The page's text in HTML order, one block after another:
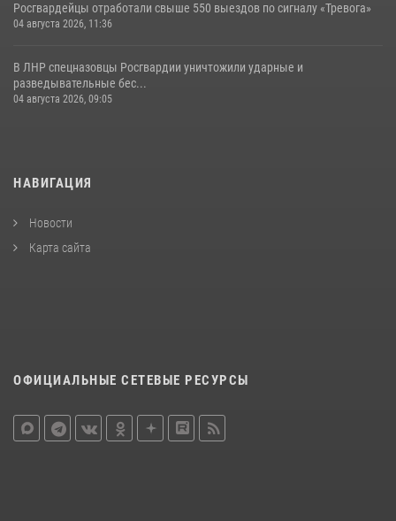
Росгвардейцы отработали свыше 550 выездов по сигналу «Тревога»
04 августа 2026, 11:36
В ЛНР спецназовцы Росгвардии уничтожили ударные и
разведывательные бес...
04 августа 2026, 09:05
НАВИГАЦИЯ
Новости
Карта сайта
ОФИЦИАЛЬНЫЕ СЕТЕВЫЕ РЕСУРСЫ